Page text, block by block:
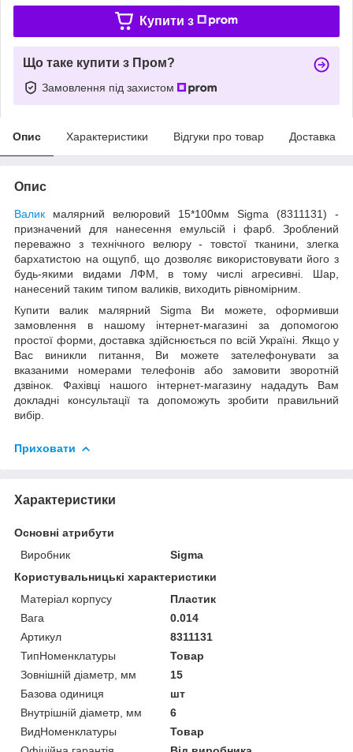
Купити з
Що таке купити з Пром?
Замовлення під захистом
Опис Характеристики Відгуки про товар Доставка
Опис
Валик малярний велюровий 15*100мм Sigma (8311131) -
призначений для нанесення емульсій і фарб. Зроблений
переважно з технічного велюру - товстої тканини, злегка
бархатистою на ощупб, що дозволяє використовувати його з
будь-якими видами ЛФМ, в тому числі агресивні. Шар,
нанесений таким типом валиків, виходить рівномірним.
Купити валик малярний Sigma Ви можете, оформивши
замовлення в нашому інтернет-магазині за допомогою
простої форми, доставка здійснюється по всій Україні. Якщо у
Вас виникли питання, Ви можете зателефонувати за
вказаними номерами телефонів або замовити зворотній
дзвінок. Фахівці нашого інтернет-магазину нададуть Вам
докладні консультації та допоможуть зробити правильний
вибір.
Приховати
Характеристики
Основні атрибути
Виробник
Sigma
Користувальницькі характеристики
Матеріал корпусу
Пластик
Вага
0.014
Артикул
8311131
ТипНоменклатуры
Товар
Зовнішній діаметр, мм
15
Базова одиниця
шт
Внутрішній діаметр, мм
6
ВидНоменклатуры
Товар